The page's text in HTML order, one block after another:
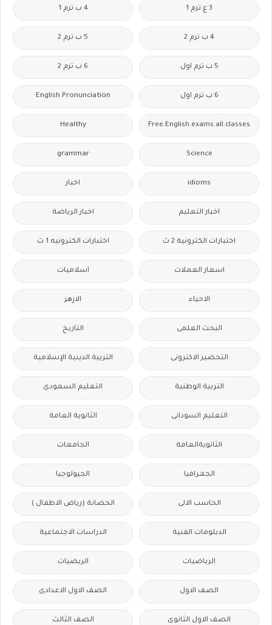
3 ع ترم 1 4 ب ترم 1
4 ب ترم 2 5 ب ترم 2
5 ب ترم اول 6 ب ترم 2
6 ب ترم اول English Pronunciation
Free.English.exams.all.classes
Healthy
Science
grammar
idioms اخبار
اخبار التعليم اخبار الرياضة
اختبارات الكترونية 2 ث اختبارات الكترونيه 1 ث
اسعار العملات اسلاميات
الاحياء الازهر
البحث العلمى التاريخ
التحضير الاكترونى التربية الدينية الإسلامية
التربية الوطنية التعليم السعودى
التعليم السودانى الثانوية العامة
الثانويةالعامة الجامعات
الجغرافيا الجيولوجيا
الحاسب الالى الحضانة (رياض الاطفال )
الدبلومات الفنية الدراسات الاجتماعية
الرياضيات الريضيات
الصف الاول الصف الاول الاعدادى
الصف الاول الثانوى الصف الثالث